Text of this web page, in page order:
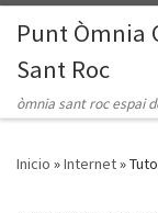
Saltar al contenido
Punt Òmnia
Sant Roc
òmnia sant roc espai
Inicio »Internet»